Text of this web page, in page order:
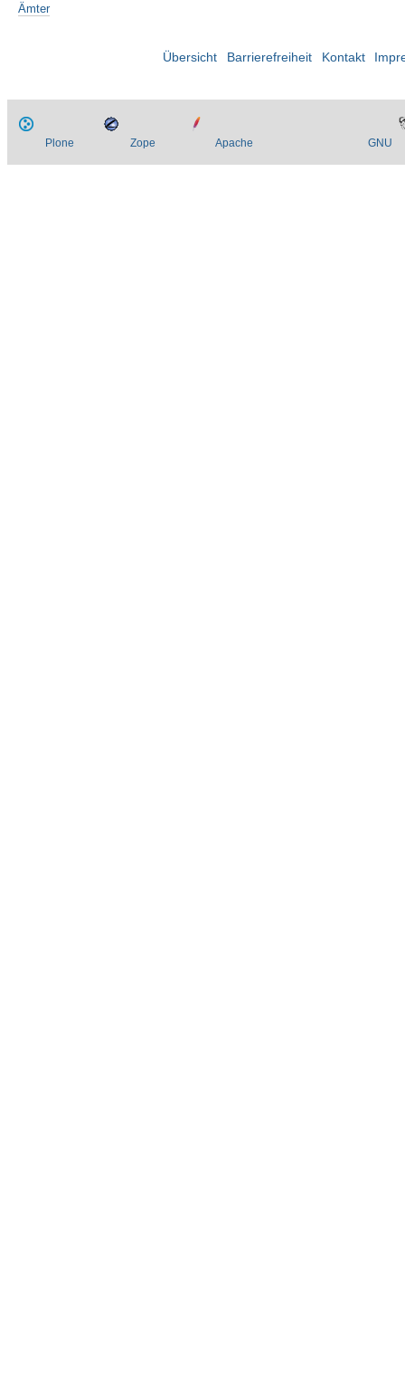
Ämter
Übersicht Barrierefreiheit Kontakt
Plone Zope Apache GNU